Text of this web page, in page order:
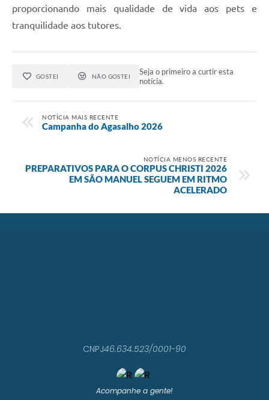
proporcionando mais qualidade de vida aos pets e
tranquilidade aos tutores.
GOSTEI NÃO GOSTEI
Seja o primeiro a curtir esta
notícia.
NOTÍCIA MAIS RECENTE
Campanha do Agasalho 2026
NOTÍCIA MENOS RECENTE
PREPARATIVOS PARA O CORPUS CHRISTI 2026
EM SÃO MANUEL SEGUEM EM RITMO
ACELERADO
Acompanhe a gente!
CNPJ46.634.523/0001-90